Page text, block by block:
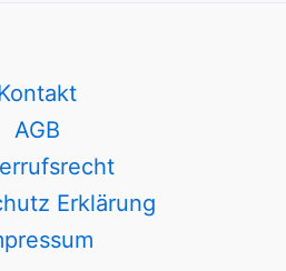
AGB
Erklärung